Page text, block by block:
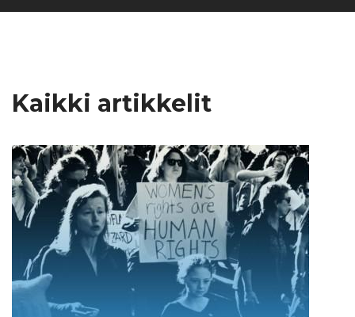
Kaikki artikkelit